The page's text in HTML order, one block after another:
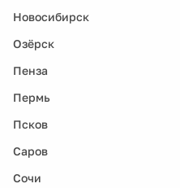
Новосибирск
Озёрск
Пенза
Пермь
Псков
Саров
Сочи